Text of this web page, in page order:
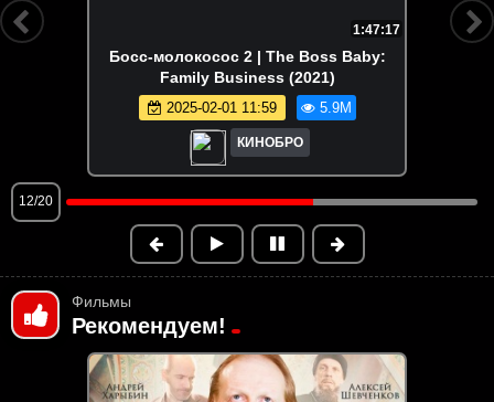
1:47:17
Босс-молокосос 2 | The Boss Baby:
Family Business (2021)
2025-02-01 11:59 5.9M
КИНОБРО
13/20
Фильмы
Рекомендуем!